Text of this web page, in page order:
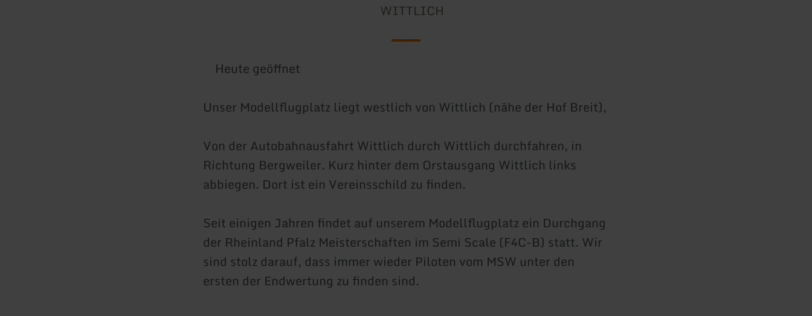
WITTLICH
Heute geöffnet
Unser Modellflugplatz liegt westlich von Wittlich (nähe der Hof Breit),
Von der Autobahnausfahrt Wittlich durch Wittlich durchfahren, in
Richtung Bergweiler. Kurz hinter dem Orstausgang Wittlich links
abbiegen. Dort ist ein Vereinsschild zu finden.
Seit einigen Jahren findet auf unserem Modellflugplatz ein Durchgang
der Rheinland Pfalz Meisterschaften im Semi Scale (F4C-B) statt. Wir
sind stolz darauf, dass immer wieder Piloten vom MSW unter den
ersten der Endwertung zu finden sind.